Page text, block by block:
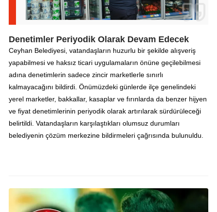
Denetimler Periyodik Olarak Devam Edecek
Ceyhan Belediyesi, vatandaşların huzurlu bir şekilde alışveriş
yapabilmesi ve haksız ticari uygulamaların önüne geçilebilmesi
adına denetimlerin sadece zincir marketlerle sınırlı
kalmayacağını bildirdi. Önümüzdeki günlerde ilçe genelindeki
yerel marketler, bakkallar, kasaplar ve fırınlarda da benzer hijyen
ve fiyat denetimlerinin periyodik olarak artırılarak sürdürüleceği
belirtildi. Vatandaşların karşılaştıkları olumsuz durumları
belediyenin çözüm merkezine bildirmeleri çağrısında bulunuldu.